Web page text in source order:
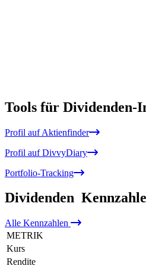
Tools für Dividenden-
Profil auf Aktienfinder
Profil auf DivvyDiary
Portfolio-Tracking
Dividenden
Alle Kennzahlen
METRIK
Kurs
Rendite